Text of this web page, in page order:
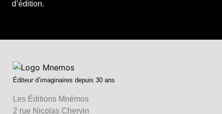
d’édition.
Éditeur d’imaginaires depuis 30 ans
Les Éditions Mnémos
2 rue Nicolas Chervin